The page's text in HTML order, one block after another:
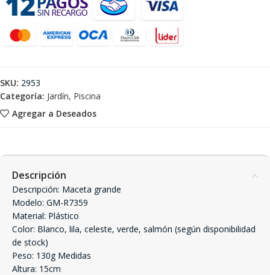
Agregar a Deseados
SKU: 2953
Categoría: Jardín, Piscina
Descripción
Descripción: Maceta grande
Modelo: GM-R7359
Material: Plástico
Color: Blanco, lila, celeste, verde, salmón (según disponibilidad
de stock)
Peso: 130g Medidas
Altura: 15cm